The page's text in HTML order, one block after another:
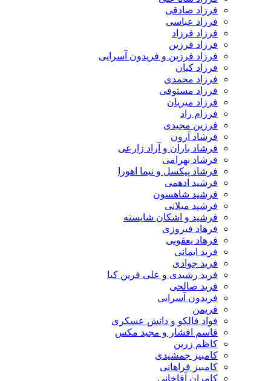
فرزاد صادقی
فرزاد عباسی
فرزاد فرزاد
فرزاد فرزین
فرزاد فرزین و فریدون آسرایی
فرزاد کیان
فرزاد محمدی
فرزاد مستوفی
فرزاد میریان
فرزام راد
فرزین مجیدی
فرشاد آرون
فرشاد باران و آراد زارعی
فرشاد بهرامی
فرشاد پیکسل و نیما اهورا
فرشید ادهمی
فرشید شاهسون
فرشید میلانی
فرشید و اشکان شایسته
فرهاد فیروزی
فرهاد یعقوبی
فرید ایمانی
فرید جوادی
فرید رشیدی و علی فرین کیا
فرید صالحی
فریدون آسرایی
فریمن
فواد فالکو و دانش عسکری
قاسم افشار و مجید مکس
کاظم زرین
کامبیز جمشیدی
کامبیز فراهانی
کامران آقاخانی